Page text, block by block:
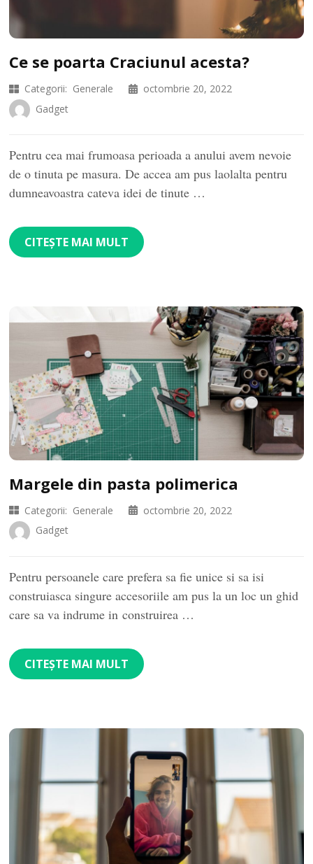
Ce se poarta Craciunul acesta?
Categorii: Generale
octombrie 20, 2022
Gadget
Pentru cea mai frumoasa perioada a anului avem nevoie
de o tinuta pe masura. De accea am pus laolalta pentru
dumneavoastra cateva idei de tinute …
CITEȘTE MAI MULT
Margele din pasta polimerica
Categorii: Generale
octombrie 20, 2022
Gadget
Pentru persoanele care prefera sa fie unice si sa isi
construiasca singure accesoriile am pus la un loc un ghid
care sa va indrume in construirea …
CITEȘTE MAI MULT